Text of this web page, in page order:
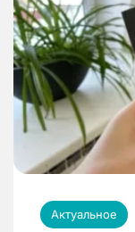
Актуальное